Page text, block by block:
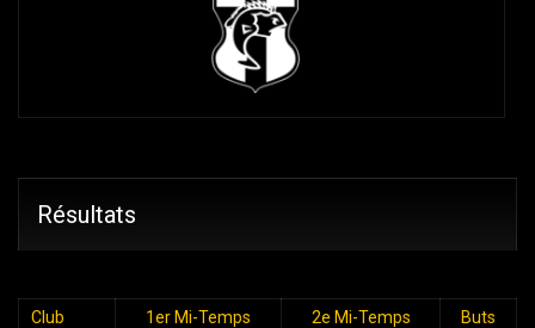
Résultats
Club 1er Mi-Temps 2e Mi-Temps
Buts